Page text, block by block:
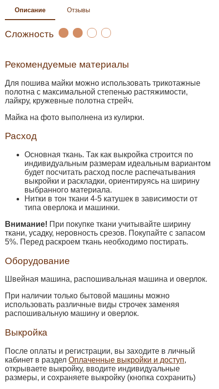
Описание Отзывы
Сложность
Рекомендуемые материалы
Для пошива майки можно использовать трикотажные
полотна с максимальной степенью растяжимости,
лайкру, кружевные полотна стрейч.
Майка на фото выполнена из кулирки.
Расход
Основная ткань. Так как выкройка строится по
индивидуальным размерам идеальным вариантом
будет посчитать расход после распечатывания
выкройки и раскладки, ориентируясь на ширину
выбранного материала.
Нитки в тон ткани 4-5 катушек в зависимости от
типа оверлока и машинки.
Внимание! При покупке ткани учитывайте ширину
ткани, усадку, неровность срезов. Покупайте с запасом
5%. Перед раскроем ткань необходимо постирать.
Оборудование
Швейная машина, распошивальная машина и оверлок.
При наличии только бытовой машины можно
использовать различные виды строчек заменяя
распошивальную машину и оверлок.
Выкройка
После оплаты и регистрации, вы заходите в личный
кабинет в раздел Оплаченные выкройки и доступ,
открываете выкройку, вводите индивидуальные
размеры, и сохраняете выкройку (кнопка сохранить)